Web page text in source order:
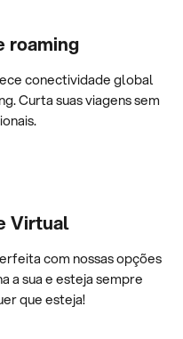
roaming
conectividade global
Curta suas viagens sem
Virtual
com nossas opções
a sua e esteja sempre
que esteja!